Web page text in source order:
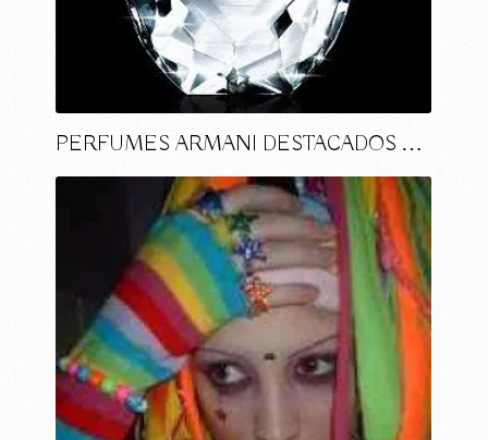
PERFUMES ARMANI DESTACADOS …